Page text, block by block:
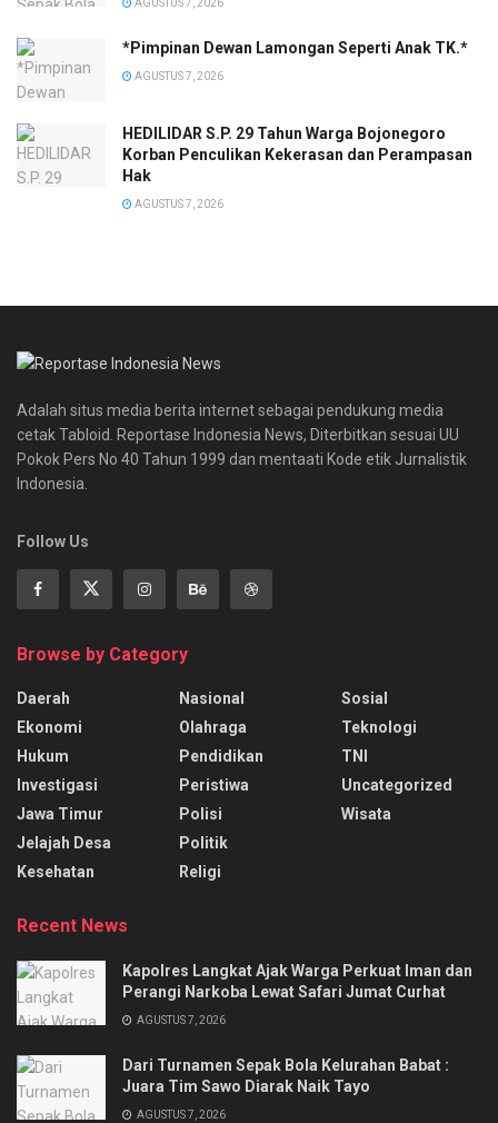
AGUSTUS 7, 2026
*Pimpinan Dewan Lamongan Seperti Anak TK.*
AGUSTUS 7, 2026
HEDILIDAR S.P. 29 Tahun Warga Bojonegoro
Korban Penculikan Kekerasan dan Perampasan
Hak
AGUSTUS 7, 2026
Adalah situs media berita internet sebagai pendukung media
cetak Tabloid. Reportase Indonesia News, Diterbitkan sesuai UU
Pokok Pers No 40 Tahun 1999 dan mentaati Kode etik Jurnalistik
Indonesia.
Follow Us
Browse by Category
Daerah
Ekonomi
Hukum
Investigasi
Jawa Timur
Jelajah Desa
Kesehatan
Nasional
Olahraga
Pendidikan
Peristiwa
Polisi
Politik
Religi
Sosial
Teknologi
TNI
Uncategorized
Wisata
Recent News
Kapolres Langkat Ajak Warga Perkuat Iman dan
Perangi Narkoba Lewat Safari Jumat Curhat
AGUSTUS 7, 2026
Dari Turnamen Sepak Bola Kelurahan Babat :
Juara Tim Sawo Diarak Naik Tayo
AGUSTUS 7, 2026